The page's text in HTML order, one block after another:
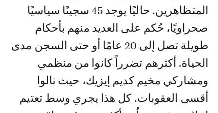
المتظاهرين. حاليًا يوجد 45 سجينًا سياسيًا
صحراويًا، حُكم على العديد منهم بأحكام
طويلة تصل إلى 20 عامًا أو حتى السجن مدى
الحياة. أكثرهم تضرراً كانوا من منظمي
ومشاركي مخيم كديم إيزيك، حيث نالوا
أقسى العقوبات. كل هذا يجري وسط تعتيم